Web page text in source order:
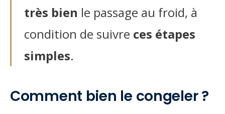
très bien le passage au froid, à
condition de suivre ces étapes
simples.
Comment bien le congeler ?